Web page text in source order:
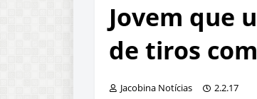
Jovem que
de tiros
Jacobina Notícias 2.2.17